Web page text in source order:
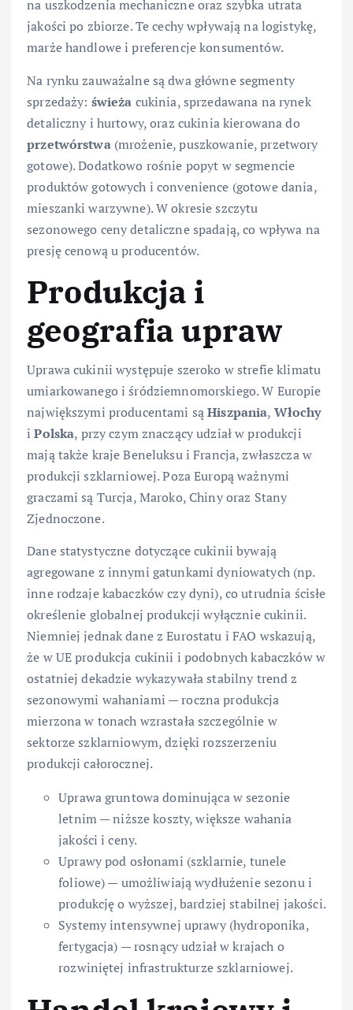
na uszkodzenia mechaniczne oraz szybka utrata
jakości po zbiorze. Te cechy wpływają na logistykę,
marże handlowe i preferencje konsumentów.
Na rynku zauważalne są dwa główne segmenty
sprzedaży: świeża cukinia, sprzedawana na rynek
detaliczny i hurtowy, oraz cukinia kierowana do
przetwórstwa(mrożenie, puszkowanie, przetwory
gotowe). Dodatkowo rośnie popyt w segmencie
produktów gotowych i convenience (gotowe dania,
mieszanki warzywne). W okresie szczytu
sezonowego ceny detaliczne spadają, co wpływa na
presję cenową u producentów.
Produkcja i
geografia upraw
Uprawa cukinii występuje szeroko w strefie klimatu
umiarkowanego i śródziemnomorskiego. W Europie
największymi producentami sąHiszpania, Włochy
iPolska, przy czym znaczący udział w produkcji
mają także kraje Beneluksu i Francja, zwłaszcza w
produkcji szklarniowej. Poza Europą ważnymi
graczami są Turcja, Maroko, Chiny oraz Stany
Zjednoczone.
Dane statystyczne dotyczące cukinii bywają
agregowane z innymi gatunkami dyniowatych (np.
inne rodzaje kabaczków czy dyni), co utrudnia ścisłe
określenie globalnej produkcji wyłącznie cukinii.
Niemniej jednak dane z Eurostatu i FAO wskazują,
że w UE produkcja cukinii i podobnych kabaczków w
ostatniej dekadzie wykazywała stabilny trend z
sezonowymi wahaniami — roczna produkcja
mierzona w tonach wzrastała szczególnie w
sektorze szklarniowym, dzięki rozszerzeniu
produkcji całorocznej.
Uprawa gruntowa dominująca w sezonie
letnim — niższe koszty, większe wahania
jakości i ceny.
Uprawy pod osłonami (szklarnie, tunele
foliowe) — umożliwiają wydłużenie sezonu i
produkcję o wyższej, bardziej stabilnej jakości.
Systemy intensywnej uprawy (hydroponika,
fertygacja) — rosnący udział w krajach o
rozwiniętej infrastrukturze szklarniowej.